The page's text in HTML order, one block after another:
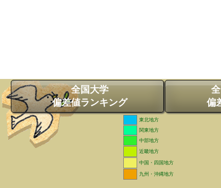
全国大学
偏差値ランキング
偏
東北地方
関東地方
中部地方
近畿地方
中国・四国地方
九州・沖縄地方